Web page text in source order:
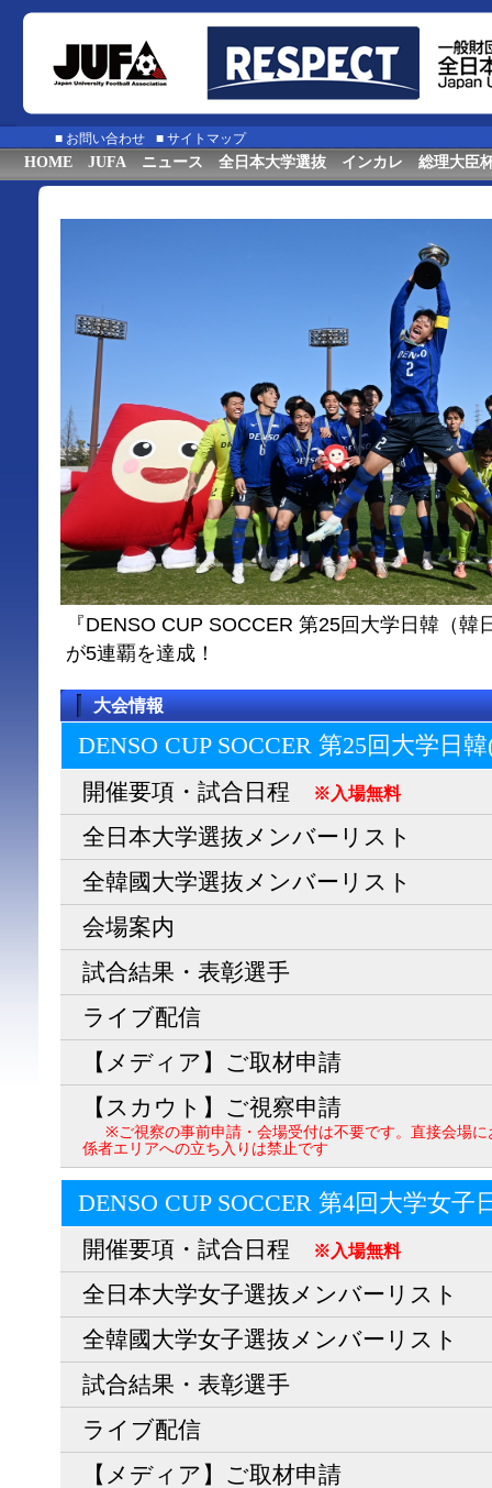
■ お問い合わせ ■ サイトマップ
HOME JUFA ニュース 全日本大学選抜 インカレ 総理大臣
『DENSO CUP SOCCER 第25回大学日韓（
が5連覇を達成！
大会情報
DENSO CUP SOCCER 第25回大学日
開催要項・試合日程 ※入場無料
全日本大学選抜メンバーリスト
全韓國大学選抜メンバーリスト
会場案内
試合結果・表彰選手
ライブ配信
【メディア】ご取材申請
【スカウト】ご視察申請
※ご視察の事前申請・会場受付は不要です。直接会場
係者エリアへの立ち入りは禁止です
DENSO CUP SOCCER 第4回大学女子
開催要項・試合日程 ※入場無料
全日本大学女子選抜メンバーリスト
全韓國大学女子選抜メンバーリスト
試合結果・表彰選手
ライブ配信
【メディア】ご取材申請